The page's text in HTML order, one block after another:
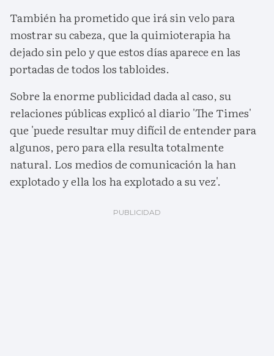
También ha prometido que irá sin velo para
mostrar su cabeza, que la quimioterapia ha
dejado sin pelo y que estos días aparece en las
portadas de todos los tabloides.
Sobre la enorme publicidad dada al caso, su
relaciones públicas explicó al diario 'The Times'
que 'puede resultar muy difícil de entender para
algunos, pero para ella resulta totalmente
natural. Los medios de comunicación la han
explotado y ella los ha explotado a su vez'.